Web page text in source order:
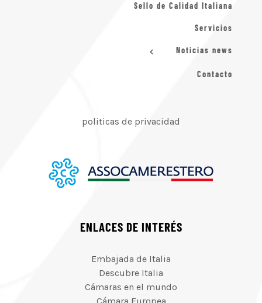
Sello de Calidad Italiana
Servicios
Noticias news
Contacto
politicas de privacidad
ENLACES DE INTERÉS
Embajada de Italia
Descubre Italia
Cámaras en el mundo